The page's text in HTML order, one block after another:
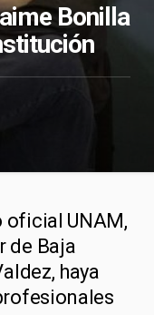
Bonilla
oficial UNAM,
de Baja
haya